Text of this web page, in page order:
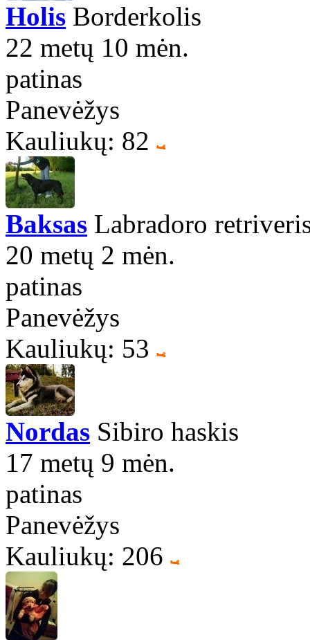
Holis Borderkolis
22 metų 10 mėn.
patinas
Panevėžys
Kauliukų: 82
Baksas Labradoro
20 metų 2 mėn.
patinas
Panevėžys
Kauliukų: 53
Nordas Sibiro haskis
17 metų 9 mėn.
patinas
Panevėžys
Kauliukų: 206